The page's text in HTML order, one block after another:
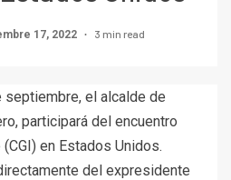
17, 2022 3 min read
septiembre, el alcalde de
participará del encuentro
en Estados Unidos.
del expresidente